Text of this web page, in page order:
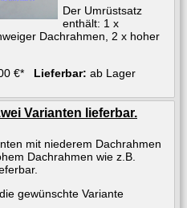
Der Umrüstsatz
enthält: 1 x
Dachrahmen, 2 x hoher
€* Lieferbar: ab Lager
Varianten lieferbar.
mit niederem Dachrahmen
Dachrahmen wie z.B.
gewünschte Variante